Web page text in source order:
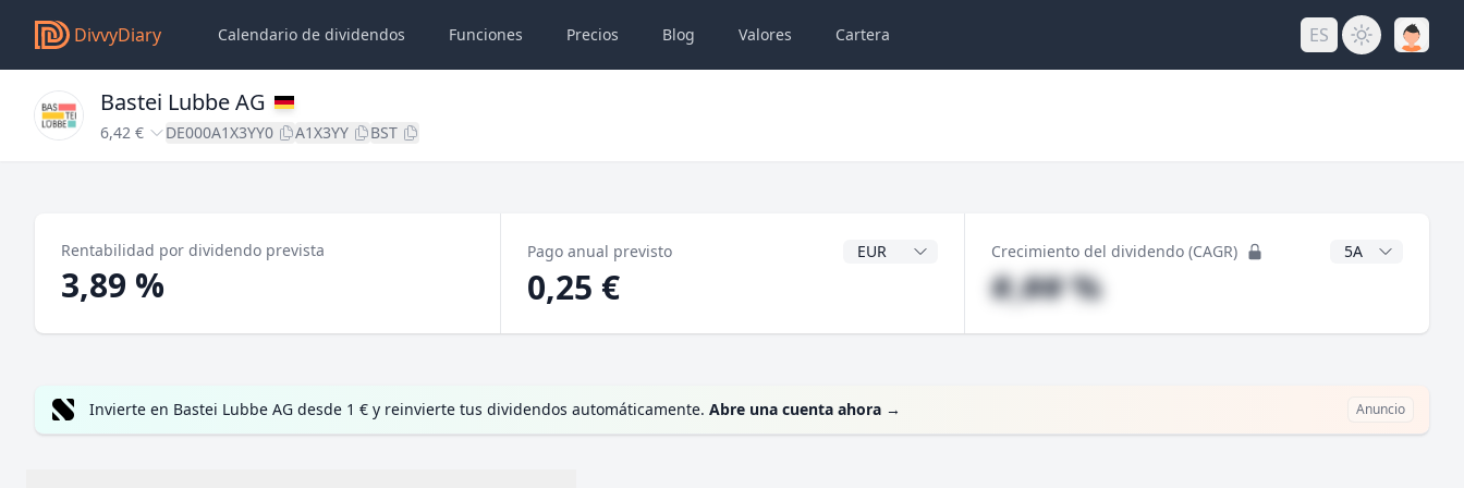
DivvyDiary Calendario de dividendos Funciones Precios Blog Valores Cartera ES
Bastei Lubbe AG
6,42 € DE000A1X3YY0 A1X3YY BST
Rentabilidad por dividendo prevista
3,89 %
Pago anual previsto Divisa del dividendo
0,25 €
Crecimiento del dividendo (CAGR) Años CAGR
#,## %
Invierte en Bastei Lubbe AG desde 1 € y reinvierte tus dividendos automáticamente. Abre una cuenta ahora → Anuncio